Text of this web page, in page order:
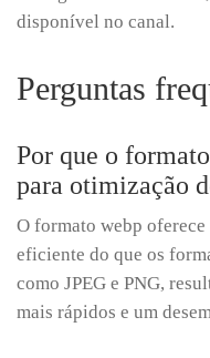
disponível no canal.
Perguntas
Por que o
para otimização
O formato webp
eficiente do que os
como JPEG e PNG,
mais rápidos e um